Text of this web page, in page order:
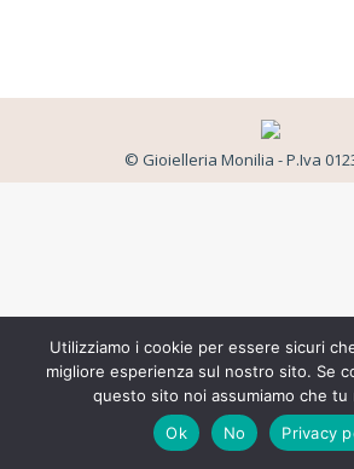
© Gioielleria Monilia - P.Iva
Utilizziamo i cookie per essere sicuri
migliore esperienza sul nostro sito. Se
questo sito noi assumiamo che tu
Ok
No Privacy